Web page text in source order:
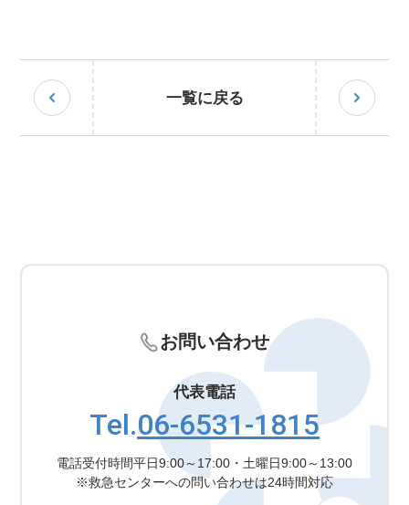
一覧に戻る
お問い合わせ
代表電話
Tel.06-6531-1815
電話受付時間平日9:00～17:00・土曜日9:00～13:00
※救急センターへの問い合わせは24時間対応